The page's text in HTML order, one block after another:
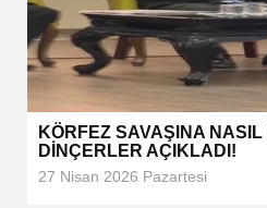
KÖRFEZ SAVAŞINA NASIL
DİNÇERLER AÇIKLADI!
27 Nisan 2026 Pazartesi